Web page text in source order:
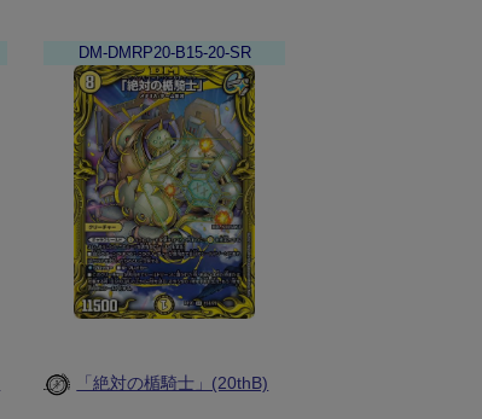
DM-DMRP20-B15-20-SR
「絶対の楯騎士」(20thB)